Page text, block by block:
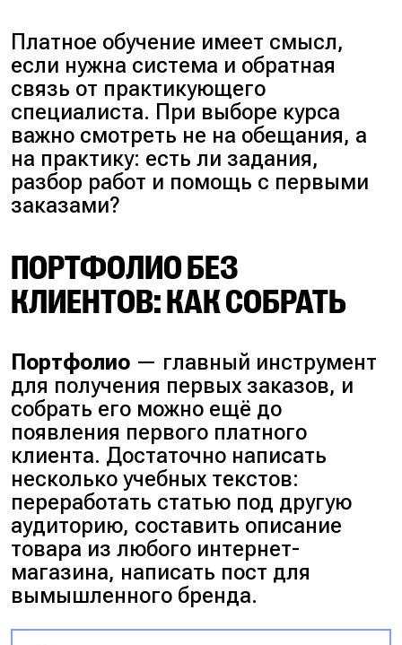
Платное обучение имеет смысл,
если нужна система и обратная
связь от практикующего
специалиста. При выборе курса
важно смотреть не на обещания, а
на практику: есть ли задания,
разбор работ и помощь с первыми
заказами?
ПОРТФОЛИО БЕЗ
КЛИЕНТОВ: КАК СОБРАТЬ
Портфолио — главный инструмент
для получения первых заказов, и
собрать его можно ещё до
появления первого платного
клиента. Достаточно написать
несколько учебных текстов:
переработать статью под другую
аудиторию, составить описание
товара из любого интернет-
магазина, написать пост для
вымышленного бренда.